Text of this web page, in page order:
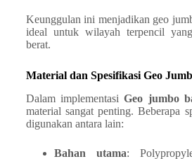
Keunggulan ini menjadikan geo
ideal untuk wilayah terpencil
berat.
Material dan Spesifikasi Geo
Dalam implementasiGeo jumbo
material sangat penting. Beberapa
digunakan antara lain:
Bahan utama: